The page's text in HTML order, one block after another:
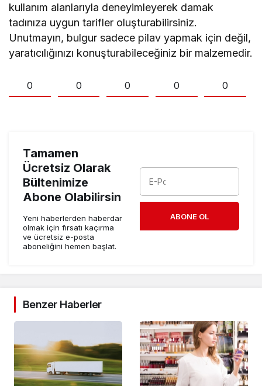
kullanım alanlarıyla deneyimleyerek damak
tadınıza uygun tarifler oluşturabilirsiniz.
Unutmayın, bulgur sadece pilav yapmak için değil,
yaratıcılığınızı konuşturabileceğiniz bir malzemedir.
0 0 0 0 0
Tamamen
Ücretsiz Olarak
Bültenimize
Abone Olabilirsin
Yeni haberlerden haberdar
olmak için fırsatı kaçırma
ve ücretsiz e-posta
aboneliğini hemen başlat.
ABONE OL
Benzer Haberler